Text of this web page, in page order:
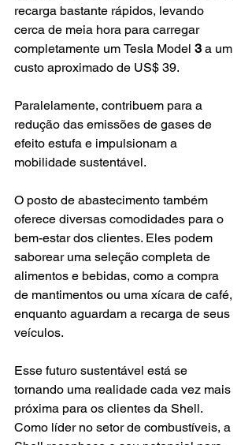
recarga bastante rápidos, levando
cerca de meia hora para carregar
completamente um Tesla Model 3 a um
custo aproximado de US$ 39.
Paralelamente, contribuem para a
redução das emissões de gases de
efeito estufa e impulsionam a
mobilidade sustentável.
O posto de abastecimento também
oferece diversas comodidades para o
bem-estar dos clientes. Eles podem
saborear uma seleção completa de
alimentos e bebidas, como a compra
de mantimentos ou uma xícara de café,
enquanto aguardam a recarga de seus
veículos.
Esse futuro sustentável está se
tornando uma realidade cada vez mais
próxima para os clientes da Shell.
Como líder no setor de combustíveis, a